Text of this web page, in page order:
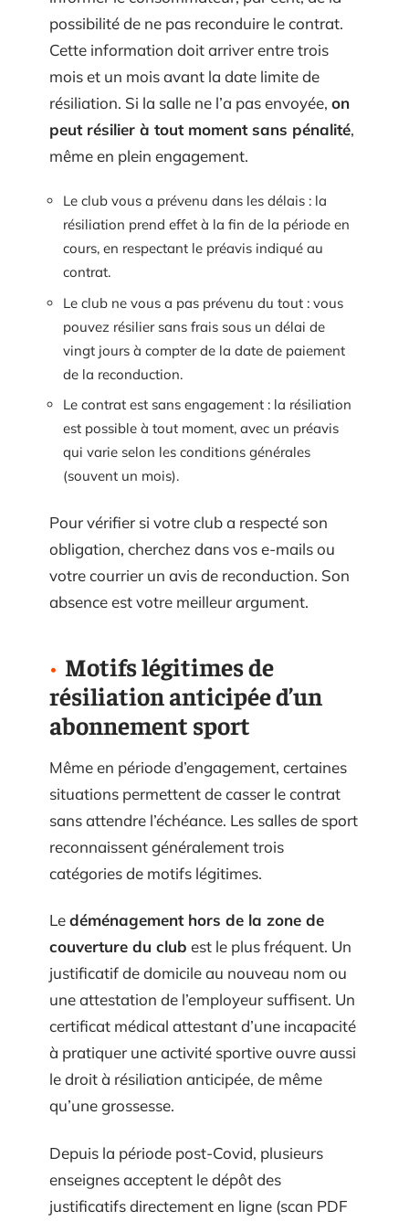
possibilité de ne pas reconduire le contrat.
Cette information doit arriver entre trois
mois et un mois avant la date limite de
résiliation. Si la salle ne l’a pas envoyée, on
peut résilier à tout moment sans pénalité,
même en plein engagement.
Le club vous a prévenu dans les délais : la
résiliation prend effet à la fin de la période en
cours, en respectant le préavis indiqué au
contrat.
Le club ne vous a pas prévenu du tout : vous
pouvez résilier sans frais sous un délai de
vingt jours à compter de la date de paiement
de la reconduction.
Le contrat est sans engagement : la résiliation
est possible à tout moment, avec un préavis
qui varie selon les conditions générales
(souvent un mois).
Pour vérifier si votre club a respecté son
obligation, cherchez dans vos e-mails ou
votre courrier un avis de reconduction. Son
absence est votre meilleur argument.
Motifs légitimes de
résiliation anticipée d’un
abonnement sport
Même en période d’engagement, certaines
situations permettent de casser le contrat
sans attendre l’échéance. Les salles de sport
reconnaissent généralement trois
catégories de motifs légitimes.
Ledéménagement hors de la zone de
couverture du club est le plus fréquent. Un
justificatif de domicile au nouveau nom ou
une attestation de l’employeur suffisent. Un
certificat médical attestant d’une incapacité
à pratiquer une activité sportive ouvre aussi
le droit à résiliation anticipée, de même
qu’une grossesse.
Depuis la période post-Covid, plusieurs
enseignes acceptent le dépôt des
justificatifs directement en ligne (scan PDF